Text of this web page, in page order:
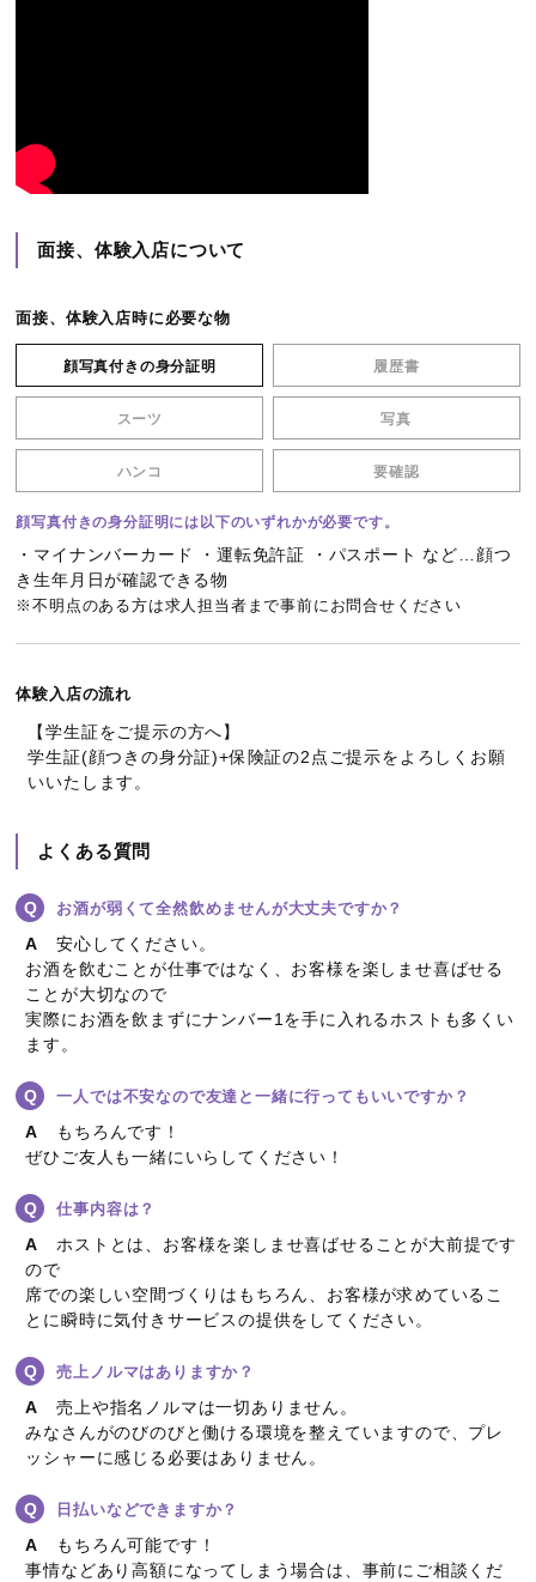
面接、体験入店について
面接、体験入店時に必要な物
顔写真付きの身分証明 履歴書
スーツ 写真
ハンコ 要確認
顔写真付きの身分証明には以下のいずれかが必要です。
・マイナンバーカード ・運転免許証 ・パスポート など…顔つ
き生年月日が確認できる物
※不明点のある方は求人担当者まで事前にお問合せください
体験入店の流れ
【学生証をご提示の方へ】
学生証(顔つきの身分証)+保険証の2点ご提示をよろしくお願
いいたします。
よくある質問
お酒が弱くて全然飲めませんが大丈夫ですか？
安心してください。
お酒を飲むことが仕事ではなく、お客様を楽しませ喜ばせる
ことが大切なので
実際にお酒を飲まずにナンバー1を手に入れるホストも多くい
ます。
一人では不安なので友達と一緒に行ってもいいですか？
もちろんです！
ぜひご友人も一緒にいらしてください！
仕事内容は？
ホストとは、お客様を楽しませ喜ばせることが大前提です
ので
席での楽しい空間づくりはもちろん、お客様が求めているこ
とに瞬時に気付きサービスの提供をしてください。
売上ノルマはありますか？
売上や指名ノルマは一切ありません。
みなさんがのびのびと働ける環境を整えていますので、プレ
ッシャーに感じる必要はありません。
日払いなどできますか？
もちろん可能です！
事情などあり高額になってしまう場合は、事前にご相談くだ